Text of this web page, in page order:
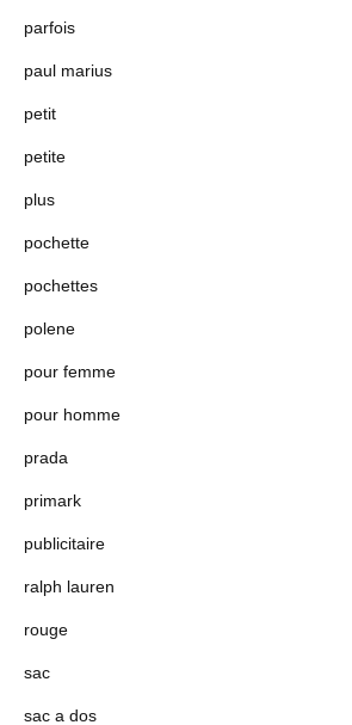
parfois
paul marius
petit
petite
plus
pochette
pochettes
polene
pour femme
pour homme
prada
primark
publicitaire
ralph lauren
rouge
sac
sac a dos